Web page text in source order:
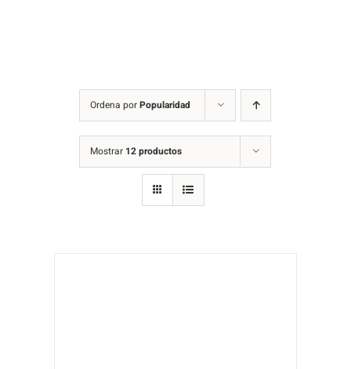
Ordena porPopularidad
Mostrar 12 productos